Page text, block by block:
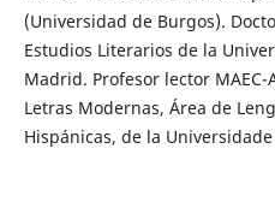
(Universidad de Burgos).
Estudios Literarios de la
Madrid. Profesor lector
Letras Modernas, Área de
Hispánicas, de la